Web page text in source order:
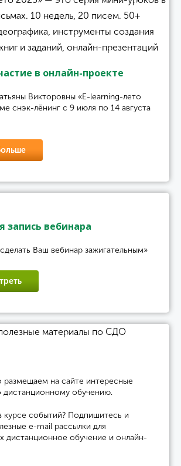
в онлайн-проекте
Викторовны «E-learning-лето
снэк-лёнинг с 9 июля по 14 августа
запись вебинара
Ваш вебинар зажигательным»
размещаем на сайте интересные
дистанционному обучению.
курсе событий? Подпишитесь и
e-mail рассылки для
дистанционное обучение и онлайн-